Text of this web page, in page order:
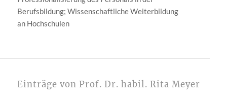
Berufsbildung; Wissenschaftliche Weiterbildung
an Hochschulen
Einträge von Prof. Dr. habil. Rita Meyer